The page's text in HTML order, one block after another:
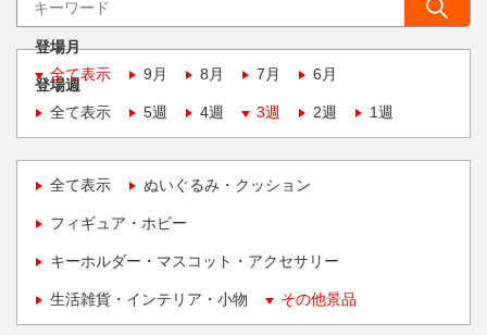
登場月
全て表示
9月 8月 7月 6月
登場週
全て表示
5週 4週 3週 2週 1週
全て表示 ぬいぐるみ・クッション
フィギュア・ホビー
キーホルダー・マスコット・アクセサリー
生活雑貨・インテリア・小物 その他景品